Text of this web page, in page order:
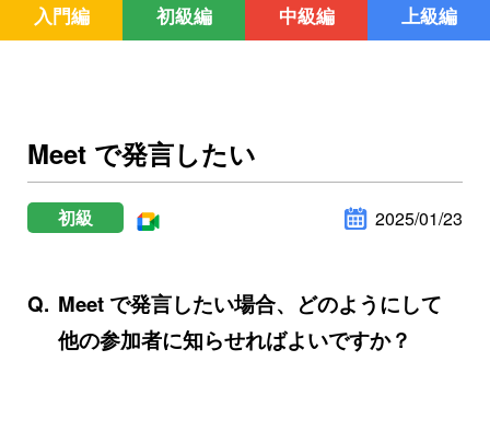
入門編 初級編 中級編 上級編
Meet で発言したい
初級 2025/01/23
Meet で発言したい場合、どのようにして
他の参加者に知らせればよいですか？